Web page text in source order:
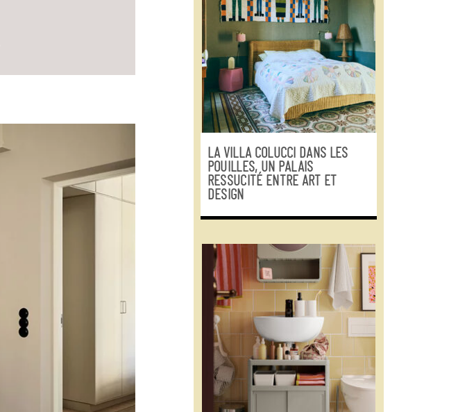
LA VILLA COLUCCI DANS LES
POUILLES, UN PALAIS
RESSUCITÉ ENTRE ART ET
DESIGN